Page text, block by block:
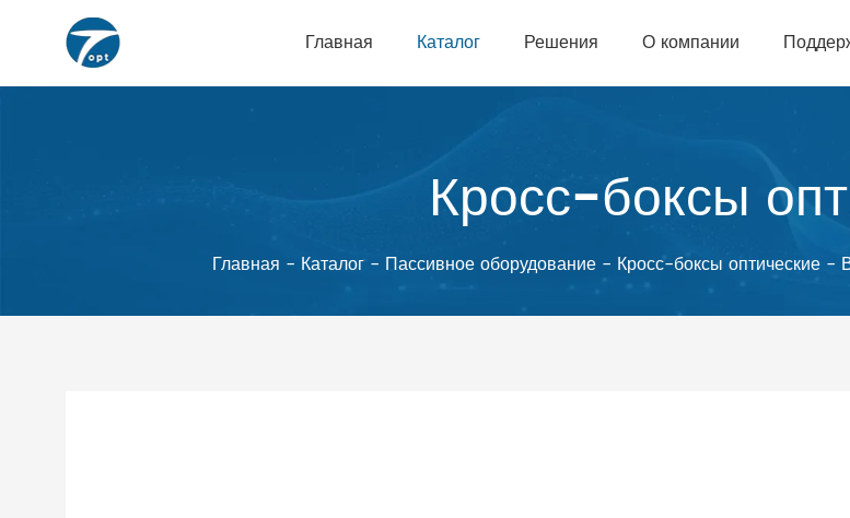
Главная Каталог Решения О компании
Кросс-боксы
Главная - Каталог - Пассивное оборудование - Кросс-боксы оптические -